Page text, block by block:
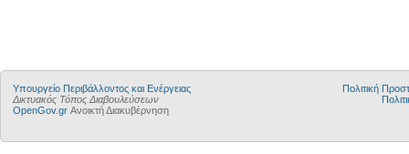
Yπουργείο Περιβάλλοντος και Ενέργειας
Δικτυακός Τόπος Διαβουλεύσεων
OpenGov.gr Ανοικτή Διακυβέρνηση
Πολιτική